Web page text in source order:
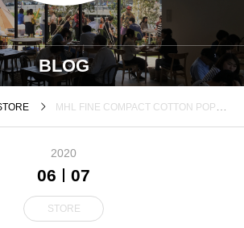
BLOG
MHL FINE COMPACT COTTON POPLIN 昨年は色違いでご購入される方も多かったこのトラウザー
2020
06 07
STORE